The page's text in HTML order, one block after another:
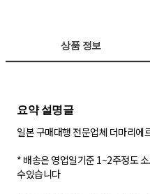
상품 정보
요약 설명글
일본 구매대행 전문업체 더마리에
* 배송은 영업일기준 1~2주정도
수있습니다